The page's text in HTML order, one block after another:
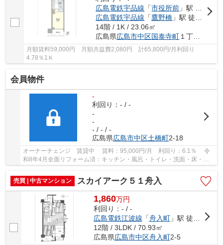
広島電鉄宇品線 「市役所前 」駅 徒歩7分
広島電鉄宇品線 「鷹野橋 」駅 徒歩6分
14階 / 1K / 23.06㎡
広島県広島市中区国泰寺町１丁目9-8
月額賃料59,000円 月額共益費2,080円 計65,800円/月利回り
4.78％1Ｋ
会員物件
-
利回り：- / -
-
-
- / - / -
広島県広島市中区土橋町2-18
オーナーチェンジ 賃貸中 賃料：95,000円/月 利回り：6.1％ 令
和8年4月全面リフォーム済：キッチン・風呂・トイレ・洗面・床・ク
売買 | 中古マンション
スカイアーク５１舟入
1,860万円
利回り：- / -
広島電鉄江波線 「舟入町」駅 徒歩3分
12階 / 3LDK / 70.93㎡
広島県広島市中区舟入町2-5